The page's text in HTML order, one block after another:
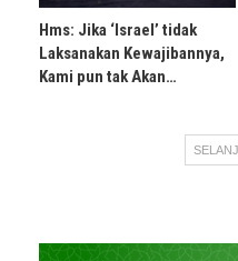
Hms: Jika ‘Israel’ tidak
Laksanakan Kewajibannya,
Kami pun tak Akan…